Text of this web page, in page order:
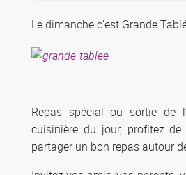
Le dimanche c’est Grande
Repas spécial ou sortie de
cuisinière du jour, profitez
partager un bon repas autour